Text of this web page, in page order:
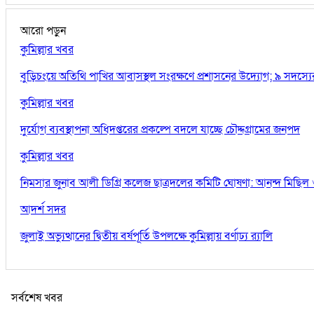
আরো পড়ুন
কুমিল্লার খবর
বুড়িচংয়ে অতিথি পাখির আবাসস্থল সংরক্ষণে প্রশাসনের উদ্যোগ; ৯
কুমিল্লার খবর
দুর্যোগ ব্যবস্থাপনা অধিদপ্তরের প্রকল্পে বদলে যাচ্ছে চৌদ্দগ্রামের জনপদ
কুমিল্লার খবর
নিমসার জুনাব আলী ডিগ্রি কলেজ ছাত্রদলের কমিটি ঘোষণা: আনন্দ মিছিল
আদর্শ সদর
জুলাই অভ্যুত্থানের দ্বিতীয় বর্ষপূর্তি উপলক্ষে কুমিল্লায় বর্ণাঢ্য র‍্যালি
সর্বশেষ খবর